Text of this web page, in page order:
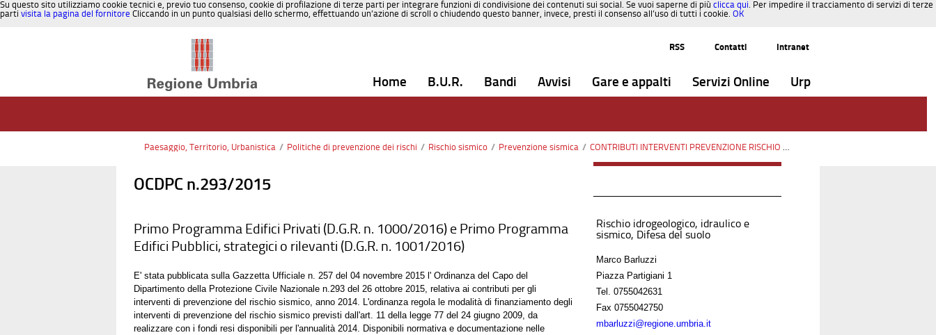
Su questo sito utilizziamo cookie tecnici e, previo tuo consenso, cookie di profilazione di terze parti per integrare funzioni di condivisione dei contenuti sui social. Se vuoi saperne di più clicca qui. Per impedire il tracciamento di servizi di terze
parti visita la pagina del fornitore Cliccando in un punto qualsiasi dello schermo, effettuando un’azione di scroll o chiudendo questo banner, invece, presti il consenso all’uso di tutti i cookie. OK
RSS
Contatti Intranet
Home B.U.R. Bandi Avvisi Gare e appalti Servizi Online Urp
Paesaggio, Territorio, Urbanistica / Politiche di prevenzione dei rischi / Rischio sismico / Prevenzione sismica / CONTRIBUTI INTERVENTI PREVENZIONE RISCHIO SISMICO OCDPC n.293/2015
OCDPC n.293/2015
Primo Programma Edifici Privati (D.G.R. n. 1000/2016) e Primo Programma
Edifici Pubblici, strategici o rilevanti (D.G.R. n. 1001/2016)
E' stata pubblicata sulla Gazzetta Ufficiale n. 257 del 04 novembre 2015 l' Ordinanza del Capo del
Dipartimento della Protezione Civile Nazionale n.293 del 26 ottobre 2015, relativa ai contributi per gli
interventi di prevenzione del rischio sismico, anno 2014. L'ordinanza regola le modalità di finanziamento degli
interventi di prevenzione del rischio sismico previsti dall'art. 11 della legge 77 del 24 giugno 2009, da
realizzare con i fondi resi disponibili per l'annualità 2014. Disponibili normativa e documentazione nelle
Rischio idrogeologico, idraulico e
sismico, Difesa del suolo
Marco Barluzzi
Piazza Partigiani 1
Tel.
0755042631
Fax 0755042750
mbarluzzi@regione.umbria.it